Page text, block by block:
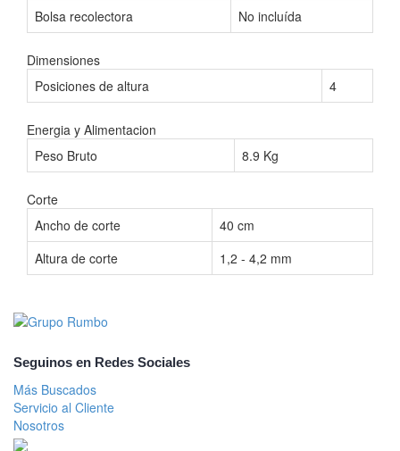
Bolsa recolectora
No incluída
Dimensiones
Posiciones de altura
4
Energia y Alimentacion
Peso Bruto
8.9 Kg
Corte
Ancho de corte
40 cm
Altura de corte
1,2 - 4,2 mm
Seguinos en Redes Sociales
Más Buscados
Servicio al Cliente
Nosotros